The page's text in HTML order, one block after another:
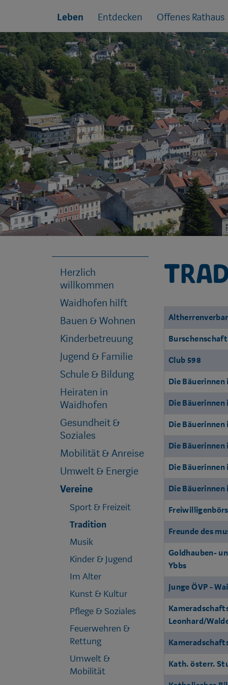
Sprungmarken
zu:
Leben Entdecken Offenes Rathaus
Name Branche
Club 598
Die
Die Bäuerinnen
Die Bäuerinnen
Die
Die
Die Bäuerinnen
Freunde des
Goldhauben-
Ybbs
Junge ÖVP -
Leonhard/
Kath. österr.
Herzlich
willkommen
Waidhofen hilft
Bauen & Wohnen
Kinderbetreuung
Jugend & Familie
Schule & Bildung
Heiraten in
Waidhofen
Gesundheit &
Soziales
Mobilität & Anreise
Umwelt & Energie
Vereine
Sport & Freizeit
Tradition
Musik
Kinder & Jugend
Im Alter
Kunst & Kultur
Pflege & Soziales
Feuerwehren &
Rettung
Umwelt &
Mobilität